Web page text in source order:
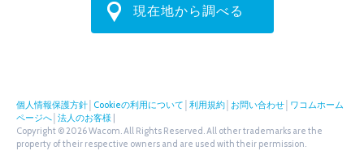
現在地から調べる
個人情報保護方針 Cookieの利用について 利用規約 お問い合わせ ワコムホーム
ページへ 法人のお客様
Copyright © 2026 Wacom. All Rights Reserved. All other trademarks are the
property of their respective owners and are used with their permission.